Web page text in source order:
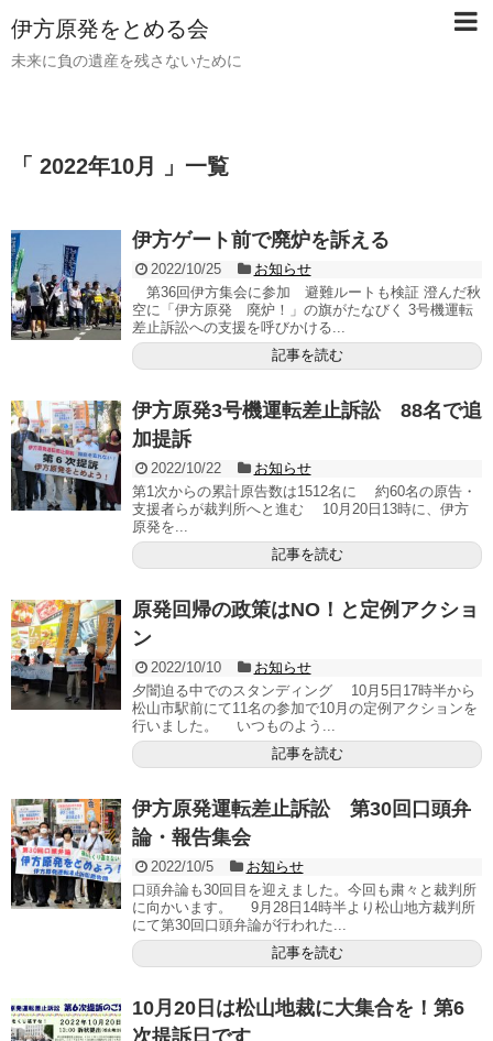
伊方原発をとめる会
未来に負の遺産を残さないために
「 2022年10月 」一覧
伊方ゲート前で廃炉を訴える
2022/10/25
お知らせ
第36回伊方集会に参加 避難ルートも検証 澄んだ秋
空に「伊方原発 廃炉！」の旗がたなびく 3号機運転
差止訴訟への支援を呼びかける...
記事を読む
伊方原発3号機運転差止訴訟 88名で追
加提訴
2022/10/22
お知らせ
第1次からの累計原告数は1512名に 約60名の原告・
支援者らが裁判所へと進む 10月20日13時に、伊方
原発を...
記事を読む
原発回帰の政策はNO！と定例アクショ
ン
2022/10/10
お知らせ
夕闇迫る中でのスタンディング 10月5日17時半から
松山市駅前にて11名の参加で10月の定例アクションを
行いました。 いつものよう...
記事を読む
伊方原発運転差止訴訟 第30回口頭弁
論・報告集会
2022/10/5
お知らせ
口頭弁論も30回目を迎えました。今回も粛々と裁判所
に向かいます。 9月28日14時半より松山地方裁判所
にて第30回口頭弁論が行われた...
記事を読む
10月20日は松山地裁に大集合を！第6